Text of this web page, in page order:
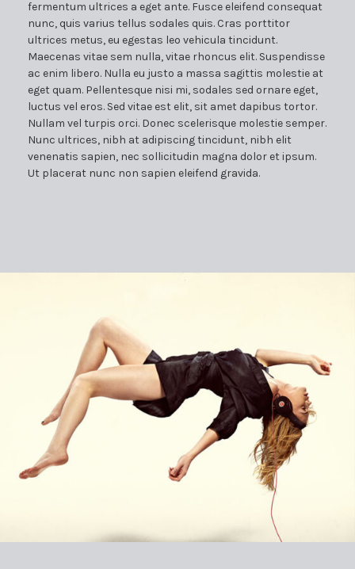
fermentum ultrices a eget ante. Fusce eleifend consequat
nunc, quis varius tellus sodales quis. Cras porttitor
ultrices metus, eu egestas leo vehicula tincidunt.
Maecenas vitae sem nulla, vitae rhoncus elit. Suspendisse
ac enim libero. Nulla eu justo a massa sagittis molestie at
eget quam. Pellentesque nisi mi, sodales sed ornare eget,
luctus vel eros. Sed vitae est elit, sit amet dapibus tortor.
Nullam vel turpis orci. Donec scelerisque molestie semper.
Nunc ultrices, nibh at adipiscing tincidunt, nibh elit
venenatis sapien, nec sollicitudin magna dolor et ipsum.
Ut placerat nunc non sapien eleifend gravida.